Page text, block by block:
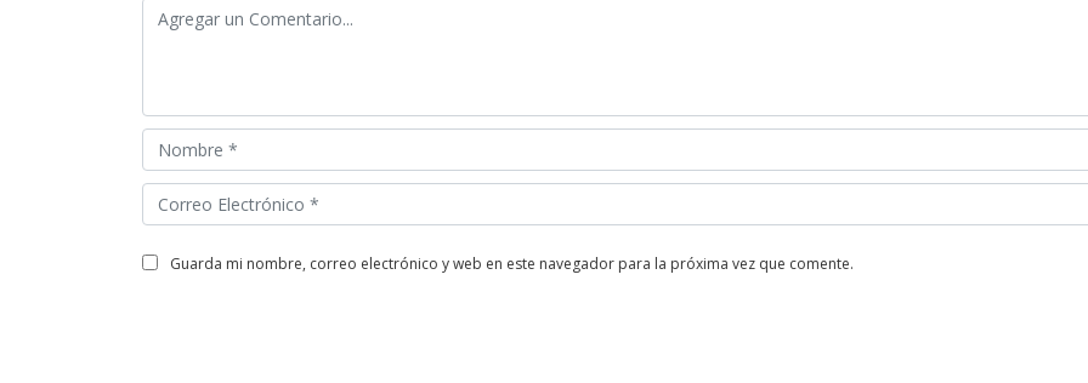
guarda mi nombre, correo electrónico y web en este navegador para la próxima vez que comente.